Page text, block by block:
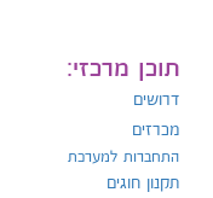
תוכן מרכזי:
דרושים
מכרזים
התחברות למערכת
תקנון חוגים